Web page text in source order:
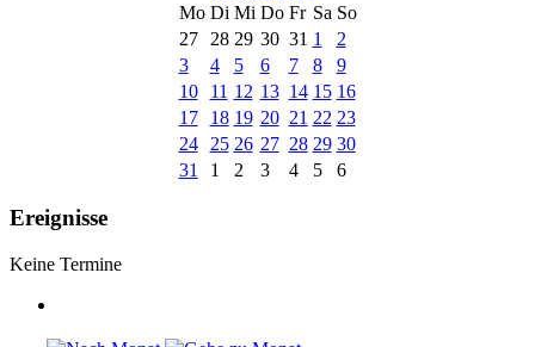
Mo Di Mi Do Fr Sa So
27
28 29 30 31 1
2
3
4 5 6 7 8
9
10
11 12 13 14 15 16
17
18 19 20 21 22 23
24
25 26 27 28 29 30
31
1 2 3 4 5 6
Ereignisse
Keine Termine